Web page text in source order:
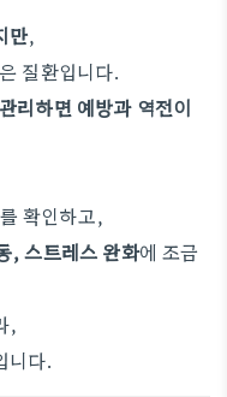
만,
질환입니다.
리하면 예방과 역전이
확인하고,
, 스트레스 완화에 조금
,
니다.